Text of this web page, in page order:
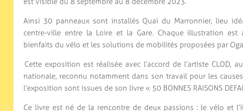
Ainsi 30 panneaux sont installés Quai du Marronnier, lieu
centre-ville entre la Loire et la Gare. Chaque illustration est
bienfaits du vélo et les solutions de mobilités proposées par
Cette exposition est réalisée avec l’accord de l’artiste
nationale, reconnu notamment dans son travail pour les
l’exposition sont issues de son livre « 50 BONNES RAISONS
Ce livre est né de la rencontre de deux passions : le vélo et